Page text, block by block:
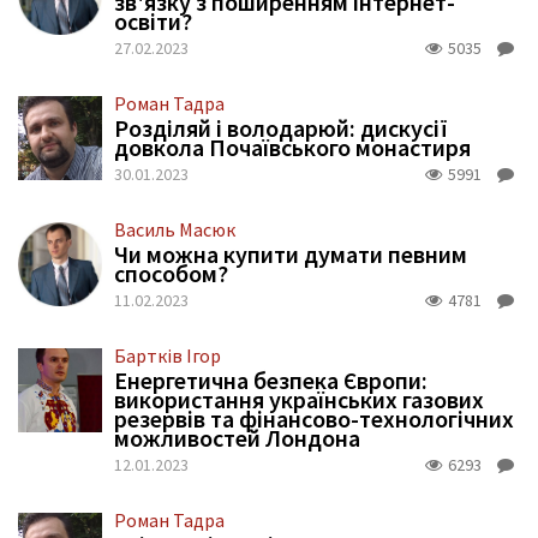
освіти?
27.02.2023 5035
Роман Тадра
Розділяй і володарюй: дискусії
довкола Почаївського монастиря
30.01.2023 5991
Василь Масюк
Чи можна купити думати певним
способом?
11.02.2023 4781
Бартків Ігор
Енергетична безпека Європи:
використання українських газових
резервів та фінансово-технологічних
можливостей Лондона
12.01.2023 6293
Роман Тадра